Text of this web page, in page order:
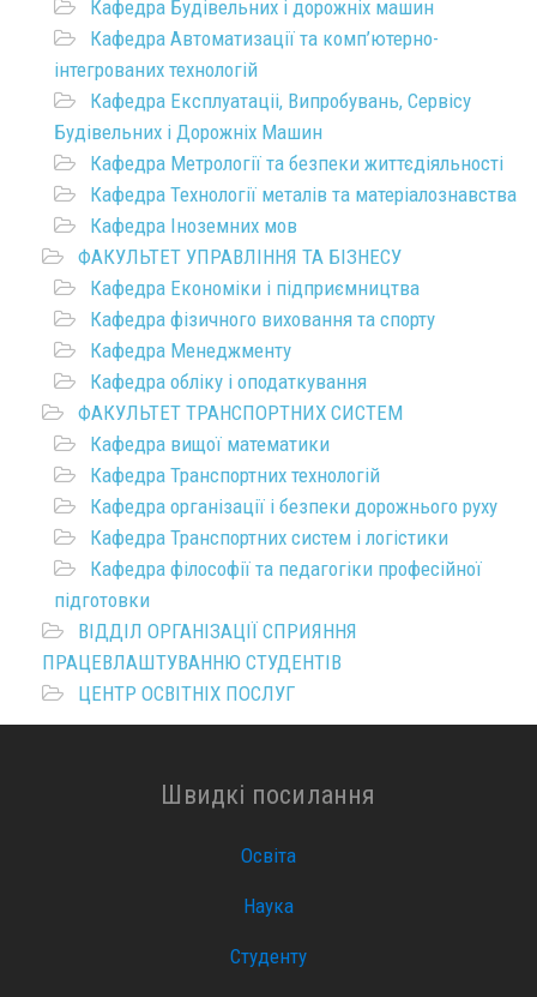
Кафедра Будівельних і дорожніх машин
Кафедра Автоматизації та комп’ютерно-
інтегрованих технологій
Кафедра Експлуатаціі, Випробувань, Сервісу
Будівельних і Дорожніх Машин
Кафедра Метрології та безпеки життєдіяльності
Кафедра Технології металів та матеріалознавства
Кафедра Іноземних мов
ФАКУЛЬТЕТ УПРАВЛІННЯ ТА БІЗНЕСУ
Кафедра Економіки і підприємництва
Кафедра фізичного виховання та спорту
Кафедра Менеджменту
Кафедра обліку і оподаткування
ФАКУЛЬТЕТ ТРАНСПОРТНИХ СИСТЕМ
Кафедра вищої математики
Кафедра Транспортних технологій
Кафедра організації і безпеки дорожнього руху
Кафедра Транспортних систем і логістики
Кафедра філософії та педагогіки професійної
підготовки
ВІДДІЛ ОРГАНІЗАЦІЇ СПРИЯННЯ
ПРАЦЕВЛАШТУВАННЮ СТУДЕНТІВ
ЦЕНТР ОСВІТНІХ ПОСЛУГ
Швидкі посилання
Освіта
Наука
Студенту